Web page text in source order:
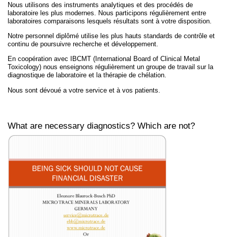
Nous utilisons des instruments analytiques et des procédés de
laboratoire les plus modernes. Nous participons régulièrement entre
laboratoires comparaisons lesquels résultats sont à votre disposition.
Notre personnel diplômé utilise les plus hauts standards de contrôle et
continu de poursuivre recherche et développement.
En coopération avec IBCMT (International Board of Clinical Metal
Toxicology) nous enseignons régulièrement un groupe de travail sur la
diagnostique de laboratoire et la thérapie de chélation.
Nous sont dévoué a votre service et à vos patients.
What are necessary diagnostics? Which are not?